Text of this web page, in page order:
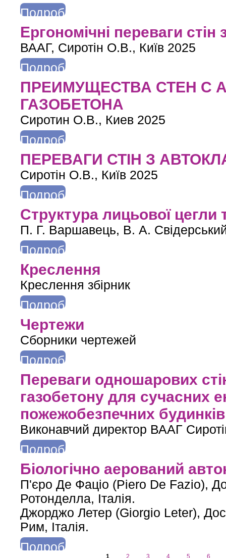
Подробнее
Ергономічні переваги
ВААГ, Сиротін О.В., Київ 2025
Подробнее
ПРЕИМУЩЕСТВА СТЕН С
ГАЗОБЕТОНА
Сиротин О.В., Киев 2025
Подробнее
ПЕРЕВАГИ СТІН З
Сиротін О.В., Київ 2025
Подробнее
Структура лицьової цегли
П. Г. Варшавець, В. А.
Подробнее
Креслення
Креслення збірник
Подробнее
Чертежи
Сборники чертежей
Подробнее
Переваги одношарових
газобетону для сучасних
пожежобезпечних
Виконавчий директор ВААГ
Подробнее
Біологічно аерований
П'єро Де Фаціо (Piero De Fazio),
Ротонделла, Італія.
Джорджо Летер (Giorgio Leter),
Рим, Італія.
Подробнее
1 2 3 4 5 6